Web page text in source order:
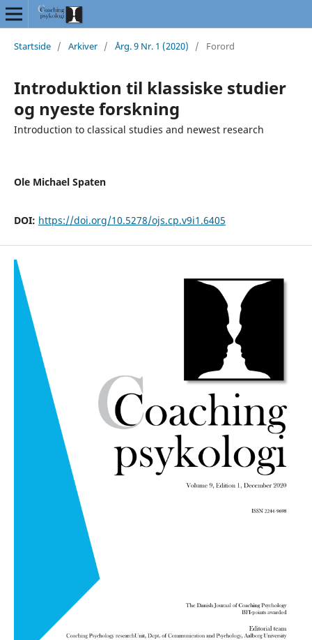
Startside / Arkiver / Årg. 9 Nr. 1 (2020) / Forord
Introduktion til klassiske studier
og nyeste forskning
Introduction to classical studies and newest research
Ole Michael Spaten
DOI: https://doi.org/10.5278/ojs.cp.v9i1.6405